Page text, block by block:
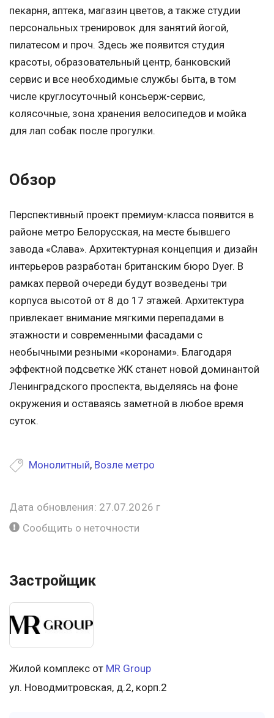
пекарня, аптека, магазин цветов, а также студии
персональных тренировок для занятий йогой,
пилатесом и проч. Здесь же появится студия
красоты, образовательный центр, банковский
сервис и все необходимые службы быта, в том
числе круглосуточный консьерж-сервис,
колясочные, зона хранения велосипедов и мойка
для лап собак после прогулки.
Обзор
Перспективный проект премиум-класса появится в
районе метро Белорусская, на месте бывшего
завода «Слава». Архитектурная концепция и дизайн
интерьеров разработан британским бюро Dyer. В
рамках первой очереди будут возведены три
корпуса высотой от 8 до 17 этажей. Архитектура
привлекает внимание мягкими перепадами в
этажности и современными фасадами с
необычными резными «коронами». Благодаря
эффектной подсветке ЖК станет новой доминантой
Ленинградского проспекта, выделяясь на фоне
окружения и оставаясь заметной в любое время
суток.
Монолитный, Возле метро
Дата обновления: 27.07.2026 г
Сообщить о неточности
Застройщик
Жилой комплекс от MR Group
ул. Новодмитровская, д.2, корп.2